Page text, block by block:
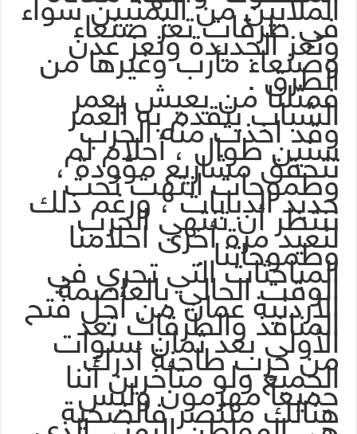
الملايين من اليمنيين سواء
في طرقات تعز صنعاء
وتعز الجديدة وتعز عدن
وصنعاء مأرب وغيرها من
الطرق .
فمثلنا من يعيش بعمر
الشباب يتقدم به العمر
وقد اخذت منه الحرب
سنين طوال ، أحلام لم
تتحقق مشاريع مؤودة ،
وطموحات انتهت تحت
حديد الدبابات ، ورغم ذلك
ننتظر أن تنتهي الحرب
لنعيد مرة أخرى احلامنا
وطموحاتنا .
المباحثات التي تجري في
الوقت الحالي بالعاصمة
الأردنية عمان من أجل فتح
المنافذ والطرقات تعد
الأولى بعد ثمان سنوات
من حرب طاحنة أدرك
الجميع ولو متأخرين أننا
جميعاً مهزمون وليس
هنالك منتصر فالضحية